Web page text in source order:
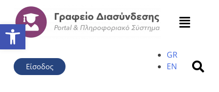
Ανοίξτε τη γραμμή
Είσοδος
GR
EN